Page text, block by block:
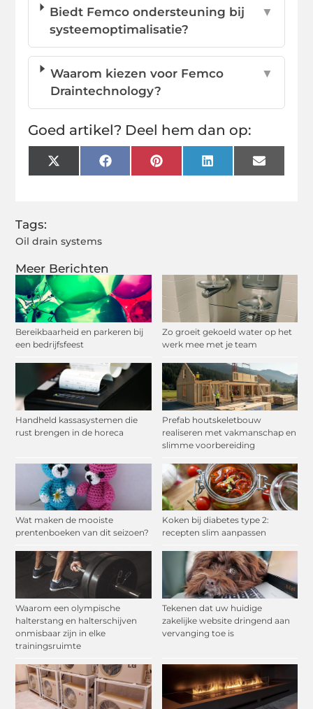
Meer Berichten
Bereikbaarheid en parkeren bij
een bedrijfsfeest
Zo groeit gekoeld water op het
werk mee met je team
Handheld kassasystemen die
rust brengen in de horeca
Prefab houtskeletbouw
realiseren met vakmanschap en
slimme voorbereiding
Wat maken de mooiste
prentenboeken van dit seizoen?
Koken bij diabetes type 2:
recepten slim aanpassen
Waarom een olympische
halterstang en halterschijven
onmisbaar zijn in elke
trainingsruimte
Tekenen dat uw huidige
zakelijke website dringend aan
vervanging toe is
Biedt Femco ondersteuning bij
systeemoptimalisatie?
▼
Waarom kiezen voor Femco
Draintechnology?
▼
Goed artikel? Deel hem dan op:
X
(Twitter)
FacebookPinterestLinkedInEmail
Tags:
Oil drain systems